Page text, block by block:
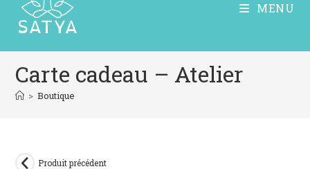
MENU
Carte cadeau – Atelier
> Boutique
Produit précédent